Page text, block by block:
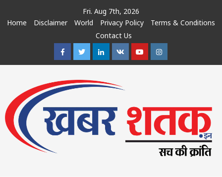
Fri. Aug 7th, 2026
Home
Disclaimer World Privacy Policy
Terms & Conditions
Contact Us
FacebookTwitterLinkedin
VK YoutubeInstagram